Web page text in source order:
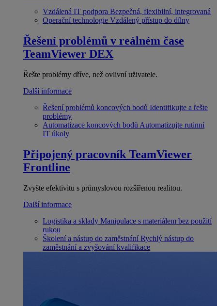
Vzdálená IT podpora Bezpečná, flexibilní, integrovaná
Operační technologie Vzdálený přístup do dílny
Řešení problémů v reálném čase
TeamViewer DEX
Řešte problémy dříve, než ovlivní uživatele.
Další informace
Řešení problémů koncových bodů Identifikujte a řešte
problémy
Automatizace koncových bodů Automatizujte rutinní
IT úkoly
Připojený pracovník TeamViewer
Frontline
Zvyšte efektivitu s průmyslovou rozšířenou realitou.
Další informace
Logistika a sklady Manipulace s materiálem bez použití
rukou
Školení a nástup do zaměstnání Rychlý nástup do
zaměstnání a zvyšování kvalifikace